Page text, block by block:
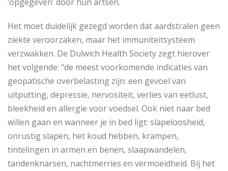
Het moet duidelijk gezegd worden dat aardstralen geen
ziekte veroorzaken, maar het immuniteitsysteem
verzwakken. De Dulwich Health Society zegt hierover
het volgende: “de meest voorkomende indicaties van
geopatische overbelasting zijn: een gevoel van
uitputting, depressie, nervositeit, verlies van eetlust,
bleekheid en allergie voor voedsel. Ook niet naar bed
willen gaan en wanneer je in bed ligt: slapeloosheid,
onrustig slapen, het koud hebben, krampen,
tintelingen in armen en benen, slaapwandelen,
tandenknarsen, nachtmerries en vermoeidheid. Bij het